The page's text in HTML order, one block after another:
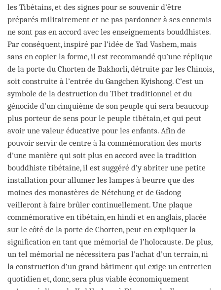
les Tibétains, et des signes pour se souvenir d’être
préparés militairement et ne pas pardonner à ses ennemis
ne sont pas en accord avec les enseignements bouddhistes.
Par conséquent, inspiré par l’idée de Yad Vashem, mais
sans en copier la forme, il est recommandé qu’une réplique
de la porte du Chorten de Bakhorli, détruite par les Chinois,
soit construite à l’entrée du Gangchen Kyishong. C’est un
symbole de la destruction du Tibet traditionnel et du
génocide d’un cinquième de son peuple qui sera beaucoup
plus porteur de sens pour le peuple tibétain, et qui peut
avoir une valeur éducative pour les enfants. Afin de
pouvoir servir de centre à la commémoration des morts
d’une manière qui soit plus en accord avec la tradition
bouddhiste tibétaine, il est suggéré d’y abriter une petite
installation pour allumer les lampes à beurre que des
moines des monastères de Nétchung et de Gadong
veilleront à faire brûler continuellement. Une plaque
commémorative en tibétain, en hindi et en anglais, placée
sur le côté de la porte de Chorten, peut en expliquer la
signification en tant que mémorial de l’holocauste. De plus,
un tel mémorial ne nécessitera pas l’achat d’un terrain, ni
la construction d’un grand bâtiment qui exige un entretien
quotidien et, donc, sera plus viable économiquement